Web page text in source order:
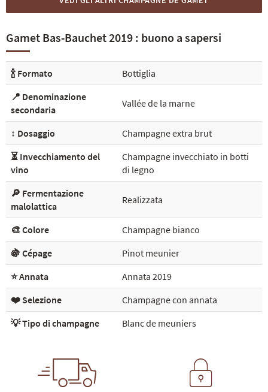
Gamet Bas-Bauchet 2019 : buono a sapersi
🍾 Formato
Bottiglia
📍 Denominazione
secondaria
Vallée de la marne
↕️ Dosaggio
Champagne extra brut
⏳ Invecchiamento del
vino
Champagne invecchiato in botti
di legno
🔎 Fermentazione
malolattica
Realizzata
🎨 Colore
Champagne bianco
🍇 Cépage
Pinot meunier
⭐ Annata
Annata 2019
❤️ Selezione
Champagne con annata
💡 Tipo di champagne
Blanc de meuniers